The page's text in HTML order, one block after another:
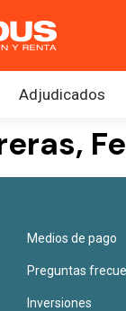
Adjudicados
Medios de pago
Preguntas
Inversiones